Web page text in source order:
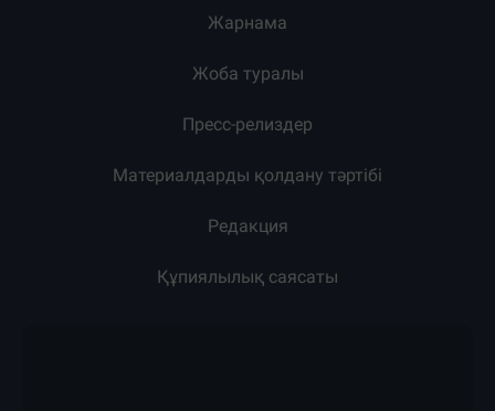
Жарнама
Жоба туралы
Пресс-релиздер
Материалдарды қолдану тәртібі
Редакция
Құпиялылық саясаты